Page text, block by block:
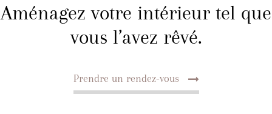
Aménagez votre intérieur tel que
vous l’avez rêvé.
Prendre un rendez-vous